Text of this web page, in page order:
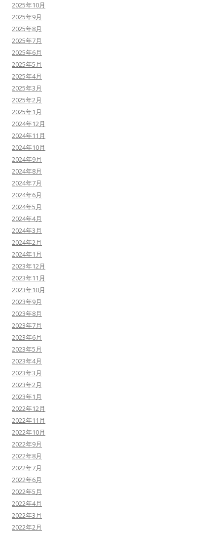
2025年10月
2025年9月
2025年8月
2025年7月
2025年6月
2025年5月
2025年4月
2025年3月
2025年2月
2025年1月
2024年12月
2024年11月
2024年10月
2024年9月
2024年8月
2024年7月
2024年6月
2024年5月
2024年4月
2024年3月
2024年2月
2024年1月
2023年12月
2023年11月
2023年10月
2023年9月
2023年8月
2023年7月
2023年6月
2023年5月
2023年4月
2023年3月
2023年2月
2023年1月
2022年12月
2022年11月
2022年10月
2022年9月
2022年8月
2022年7月
2022年6月
2022年5月
2022年4月
2022年3月
2022年2月